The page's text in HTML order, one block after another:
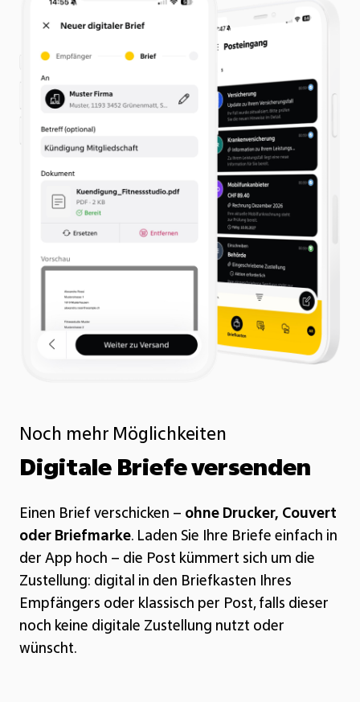
Noch mehr Möglichkeiten
Digitale Briefe versenden
Einen Brief verschicken – ohne Drucker, Couvert
oder Briefmarke. Laden Sie Ihre Briefe einfach in
der App hoch – die Post kümmert sich um die
Zustellung: digital in den Briefkasten Ihres
Empfängers oder klassisch per Post, falls dieser
noch keine digitale Zustellung nutzt oder
wünscht.